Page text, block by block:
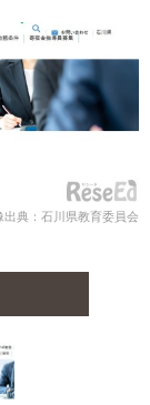
出典：石川県教育委員会